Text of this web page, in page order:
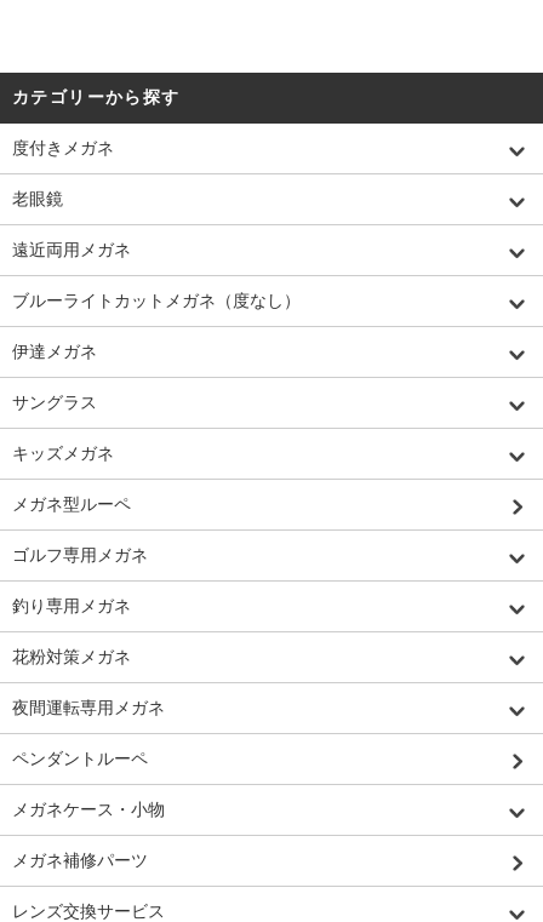
カテゴリーから探す
度付きメガネ
老眼鏡
遠近両用メガネ
ブルーライトカットメガネ（度なし）
伊達メガネ
サングラス
キッズメガネ
メガネ型ルーペ
ゴルフ専用メガネ
釣り専用メガネ
花粉対策メガネ
夜間運転専用メガネ
ペンダントルーペ
メガネケース・小物
メガネ補修パーツ
レンズ交換サービス